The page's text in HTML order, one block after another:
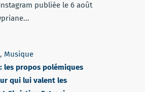
publiée le 6 août
, Musique
les propos polémiques
qui lui valent les